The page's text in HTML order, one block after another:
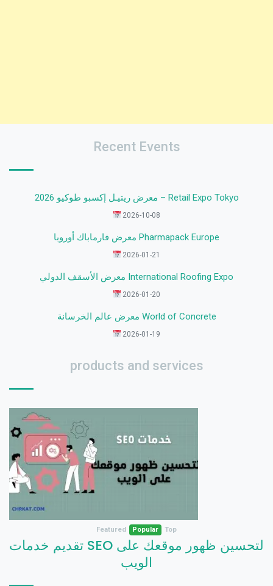
Recent Events
معرض ريتيـل إكسبو طوكيو 2026 – Retail Expo Tokyo
2026-10-08
معرض فارماباك أوروبا Pharmapack Europe
2026-01-21
معرض الأسقف الدولي International Roofing Expo
2026-01-20
معرض عالم الخرسانة World of Concrete
2026-01-19
products and services
Featured Popular Top
تقديم خدمات SEO لتحسين ظهور موقعك على
الويب